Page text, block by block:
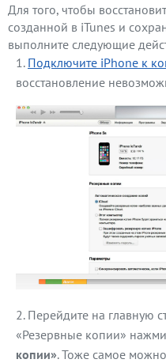
Для того, чтобы
созданной в iTunes и
выполните следующие
Подключите iPhone к
восстановление
Перейдите на главную
«Резервные копии»
копии». Тоже самое